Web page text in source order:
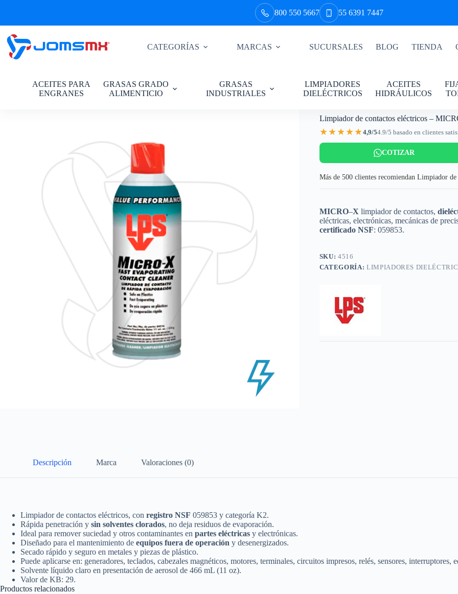
800 550 5667 55 6391 7447
CATEGORÍAS MARCAS SUCURSALES BLOG TIENDA
ACEITES PARA
ENGRANES
GRASAS GRADO
ALIMENTICIO
GRASAS
INDUSTRIALES
LIMPIADORES
DIELÉCTRICOS
ACEITES
HIDRÁULICOS
Limpiador de contactos eléctricos –
★★★★★4,9/54.9/5 basado en clientes
COTIZAR
Más de 500 clientes recomiendan Limpiador
MICRO–X limpiador de contactos,
eléctricas, electrónicas, mecánicas de
certificado NSF: 059853.
SKU:4516
CATEGORÍA: LIMPIADORES
Descripción Marca Valoraciones (0)
Limpiador de contactos eléctricos, con registro NSF 059853 y categoría K2.
Rápida penetración y sin solventes clorados, no deja residuos de evaporación.
Ideal para remover suciedad y otros contaminantes en partes eléctricas y electrónicas.
Diseñado para el mantenimiento de equipos fuera de operación y desenergizados.
Secado rápido y seguro en metales y piezas de plástico.
Puede aplicarse en: generadores, teclados, cabezales magnéticos, motores, terminales, circuitos impresos, relés, sensores,
Solvente líquido claro en presentación de aerosol de 466 mL (11 oz).
Valor de KB: 29.
Productos relacionados